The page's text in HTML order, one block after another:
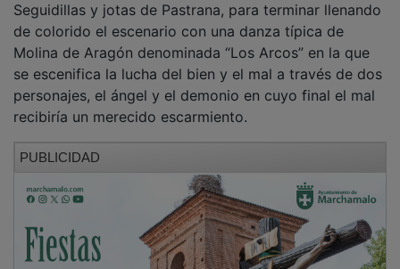
de colorido el escenario con una danza típica de
Molina de Aragón denominada “Los Arcos” en la que
se escenifica la lucha del bien y el mal a través de dos
personajes, el ángel y el demonio en cuyo final el mal
recibiría un merecido escarmiento.